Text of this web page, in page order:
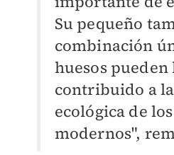
Su pequeño
combinación
huesos pueden
contribuido a
ecológica de
modernos",